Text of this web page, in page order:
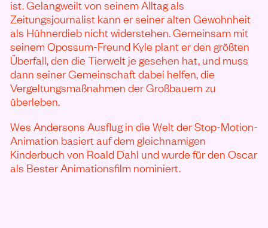
ist. Gelangweilt von seinem Alltag als
Zeitungsjournalist kann er seiner alten Gewohnheit
als Hühnerdieb nicht widerstehen. Gemeinsam mit
seinem Opossum-Freund Kyle plant er den größten
Überfall, den die Tierwelt je gesehen hat, und muss
dann seiner Gemeinschaft dabei helfen, die
Vergeltungsmaßnahmen der Großbauern zu
überleben.
Wes Andersons Ausflug in die Welt der Stop-Motion-
Animation basiert auf dem gleichnamigen
Kinderbuch von Roald Dahl und wurde für den Oscar
als Bester Animationsfilm nominiert.